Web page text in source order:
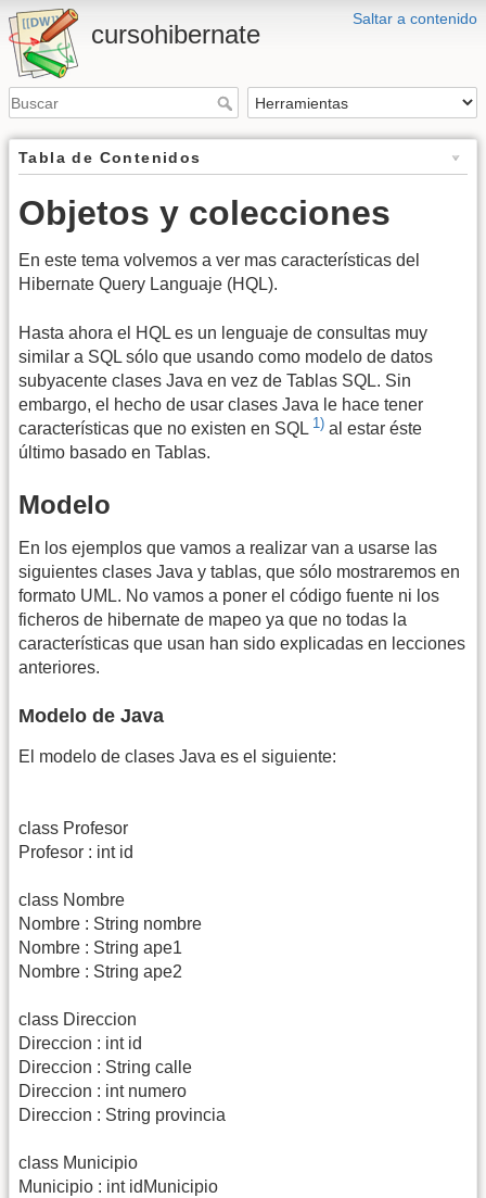
Saltar a contenido
cursohibernate
Tabla de Contenidos
Objetos y colecciones
En este tema volvemos a ver mas características del
Hibernate Query Languaje (HQL).
Hasta ahora el HQL es un lenguaje de consultas muy
similar a SQL sólo que usando como modelo de datos
subyacente clases Java en vez de Tablas SQL. Sin
embargo, el hecho de usar clases Java le hace tener
características que no existen en SQL 1) al estar éste
último basado en Tablas.
Modelo
En los ejemplos que vamos a realizar van a usarse las
siguientes clases Java y tablas, que sólo mostraremos en
formato UML. No vamos a poner el código fuente ni los
ficheros de hibernate de mapeo ya que no todas la
características que usan han sido explicadas en lecciones
anteriores.
Modelo de Java
El modelo de clases Java es el siguiente:
class Profesor
Profesor : int id
class Nombre
Nombre : String nombre
Nombre : String ape1
Nombre : String ape2
class Direccion
Direccion : int id
Direccion : String calle
Direccion : int numero
Direccion : String provincia
class Municipio
Municipio : int idMunicipio